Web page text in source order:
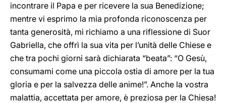
incontrare il Papa e per ricevere la sua Benedizione;
mentre vi esprimo la mia profonda riconoscenza per
tanta generosità, mi richiamo a una riflessione di Suor
Gabriella, che offrì la sua vita per l’unità delle Chiese e
che tra pochi giorni sarà dichiarata “beata”: “O Gesù,
consumami come una piccola ostia di amore per la tua
gloria e per la salvezza delle anime!”. Anche la vostra
malattia, accettata per amore, è preziosa per la Chiesa!